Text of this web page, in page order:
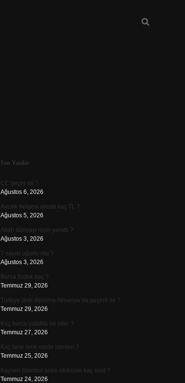
Sidebar
Son Yazılar
CC geçer mi ?
Ağustos 6, 2026
Avcılık belgesi almak kaç TL ?
Ağustos 5, 2026
Allah dünyayı niçin yarattı ?
Ağustos 3, 2026
7 sayısı uğurlu mu ?
Ağustos 3, 2026
Bursa Erdek kaç ?
Temmuz 29, 2026
Türkiye’deki diploma Almanya’da geçerli mi ?
Temmuz 29, 2026
Koç burcu yatakta ne ister ?
Temmuz 27, 2026
Kaç tane renk vardır isimleri ?
Temmuz 25, 2026
Kayseri İstanbul arası otobüsle kaç saat ?
Temmuz 24, 2026